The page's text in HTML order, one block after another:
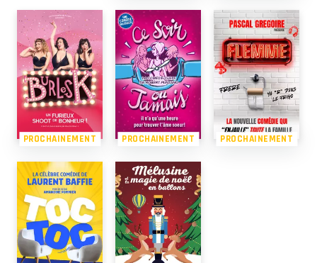
PROCHAINEMENT PROCHAINEMENT PROCHAINEMENT